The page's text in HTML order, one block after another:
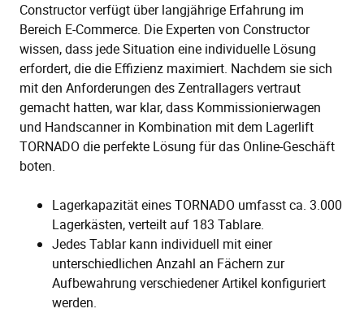
Constructor verfügt über langjährige Erfahrung im
Bereich E-Commerce. Die Experten von Constructor
wissen, dass jede Situation eine individuelle Lösung
erfordert, die die Effizienz maximiert. Nachdem sie sich
mit den Anforderungen des Zentrallagers vertraut
gemacht hatten, war klar, dass Kommissionierwagen
und Handscanner in Kombination mit dem Lagerlift
TORNADO die perfekte Lösung für das Online-Geschäft
boten.
Lagerkapazität eines TORNADO umfasst ca. 3.000
Lagerkästen, verteilt auf 183 Tablare.
Jedes Tablar kann individuell mit einer
unterschiedlichen Anzahl an Fächern zur
Aufbewahrung verschiedener Artikel konfiguriert
werden.